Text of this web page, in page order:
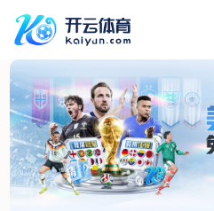
首页
关于我们
荣誉资质
合作伙伴
产品中心
烤箱纸
蜡纸
防油纸